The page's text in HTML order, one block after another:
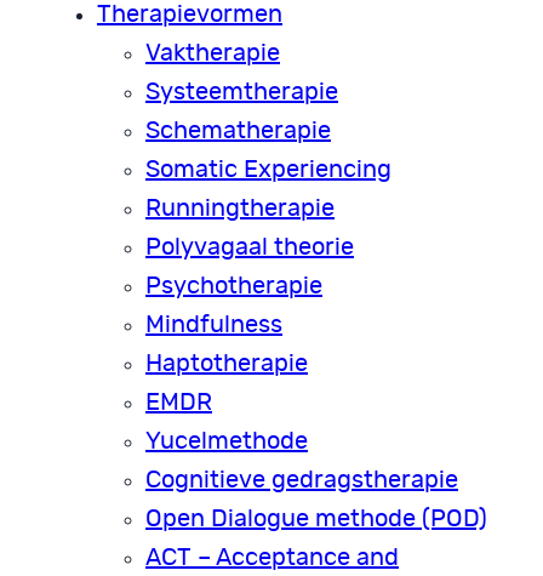
Therapievormen
Vaktherapie
Systeemtherapie
Schematherapie
Somatic Experiencing
Runningtherapie
Polyvagaal theorie
Psychotherapie
Mindfulness
Haptotherapie
EMDR
Yucelmethode
Cognitieve gedragstherapie
Open Dialogue methode (POD)
ACT – Acceptance and